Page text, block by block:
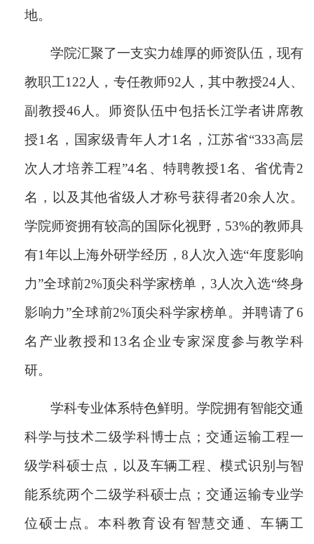
地。
学院汇聚了一支实力雄厚的师资队伍，现有
教职工122人，专任教师92人，其中教授24人、
副教授46人。师资队伍中包括长江学者讲席教
授1名， 国家级青年人才1名 ， 江苏省“333高层
次人才培养工程”4名、特聘教授1名、省优青2
名，以及其他省级人才称号获得者20余人次。
学院师资拥有较高的国际化视野，53%的教师具
有1年以上海外研学经历，8人次入选“年度影响
力”全球前2%顶尖科学家榜单，3人次入选“终身
影响力”全球前2%顶尖科学家榜单。并聘请了6
名产业教授和13名企业专家深度参与教学科
研。
学科专业体系特色鲜明。学院拥有智能交通
科学与技术二级学科博士点；交通运输工程一
级学科硕士点，以及车辆工程、模式识别与智
能系统两个二级学科硕士点；交通运输专业学
位硕士点。本科教育设有智慧交通、车辆工